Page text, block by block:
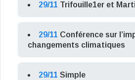
29/11 Trifouille1er et
29/11 Conférence sur
changements climatiques
29/11 Simple